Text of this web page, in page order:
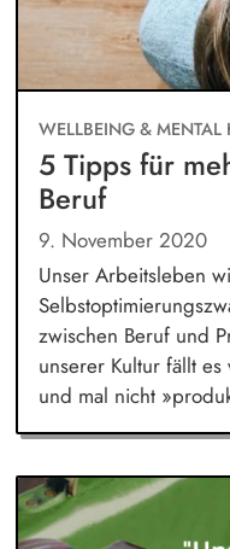
WELLBEING & MENTAL
5 Tipps für
Beruf
9. November 2020
Unser Arbeitsleben
zwischen Beruf und
unserer Kultur fällt es
und mal nicht